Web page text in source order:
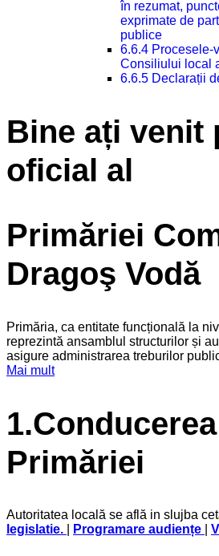
în rezumat,
exprimate de
publice
6.6.4 Procesele-
Consiliului local
6.6.5 Declarații
Bine ați venit
oficial al
Primăriei
Dragoş Vodă
Primăria, ca entitate funcțională la
reprezintă ansamblul structurilor și
asigure administrarea treburilor
Mai mult
1.Conducerea
Primăriei
Autoritatea locală se află in slujba
legislatie. Programare audiențe